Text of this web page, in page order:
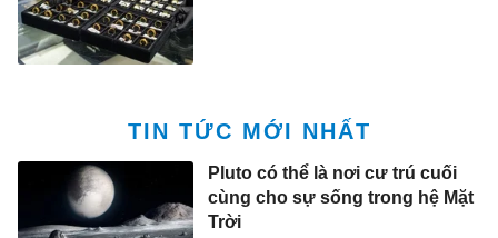
TIN TỨC MỚI NHẤT
Pluto có thể là nơi cư trú cuối
cùng cho sự sống trong hệ Mặt
Trời